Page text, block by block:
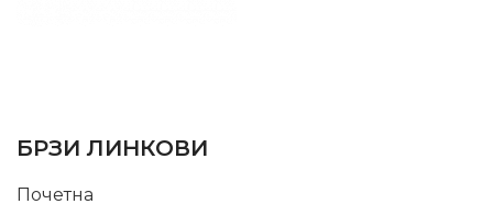
БРЗИ ЛИНКОВИ
Почетна